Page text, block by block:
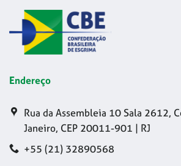
Endereço
Rua da Assembleia 10 Sala 2612,
Janeiro, CEP 20011-901 | RJ
+55 (21) 32890568